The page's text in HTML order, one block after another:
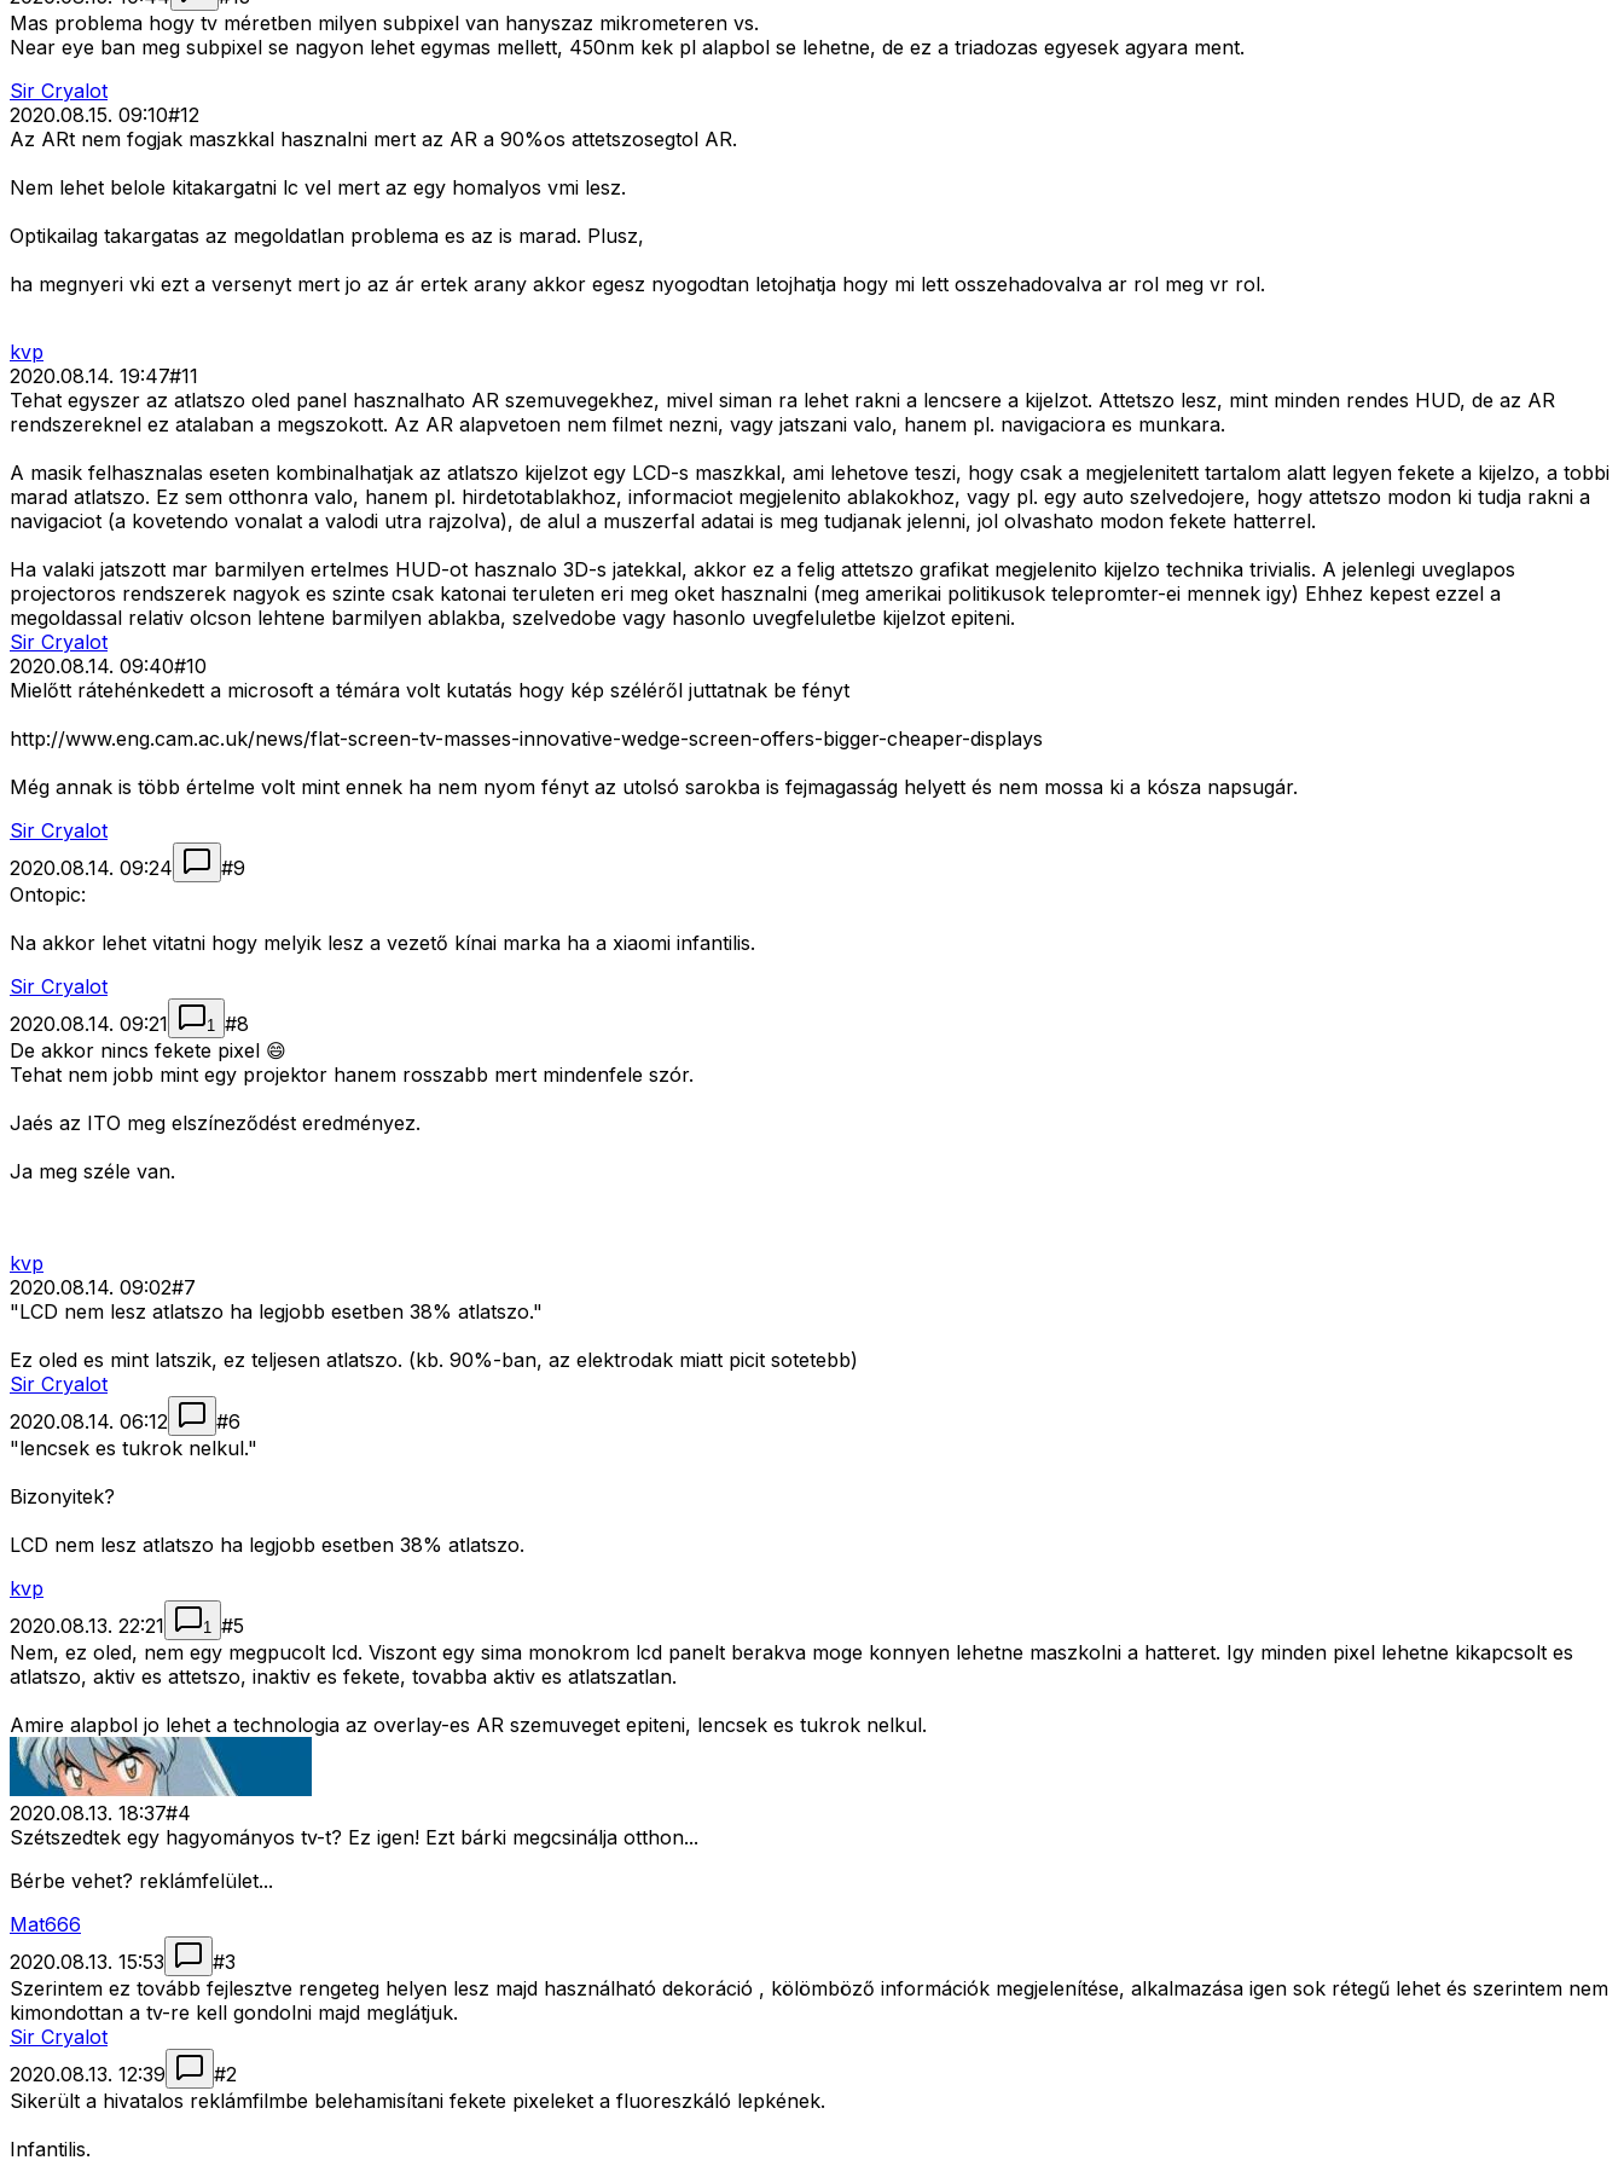
Mas problema hogy tv méretben milyen subpixel van hanyszaz mikrometeren vs.
Near eye ban meg subpixel se nagyon lehet egymas mellett, 450nm kek pl alapbol se lehetne, de ez a triadozas egyesek agyara ment.
Sir Cryalot
2020.08.15. 09:10#12
Az ARt nem fogjak maszkkal hasznalni mert az AR a 90%os attetszosegtol AR.
Nem lehet belole kitakargatni lc vel mert az egy homalyos vmi lesz.
Optikailag takargatas az megoldatlan problema es az is marad. Plusz,
ha megnyeri vki ezt a versenyt mert jo az ár ertek arany akkor egesz nyogodtan letojhatja hogy mi lett osszehadovalva ar rol meg vr rol.
kvp
2020.08.14. 19:47#11
Tehat egyszer az atlatszo oled panel hasznalhato AR szemuvegekhez, mivel siman ra lehet rakni a lencsere a kijelzot. Attetszo lesz, mint minden rendes HUD, de az AR
rendszereknel ez atalaban a megszokott. Az AR alapvetoen nem filmet nezni, vagy jatszani valo, hanem pl. navigaciora es munkara.
A masik felhasznalas eseten kombinalhatjak az atlatszo kijelzot egy LCD-s maszkkal, ami lehetove teszi, hogy csak a megjelenitett tartalom alatt legyen fekete a kijelzo, a tobbi
marad atlatszo. Ez sem otthonra valo, hanem pl. hirdetotablakhoz, informaciot megjelenito ablakokhoz, vagy pl. egy auto szelvedojere, hogy attetszo modon ki tudja rakni a
navigaciot (a kovetendo vonalat a valodi utra rajzolva), de alul a muszerfal adatai is meg tudjanak jelenni, jol olvashato modon fekete hatterrel.
Ha valaki jatszott mar barmilyen ertelmes HUD-ot hasznalo 3D-s jatekkal, akkor ez a felig attetszo grafikat megjelenito kijelzo technika trivialis. A jelenlegi uveglapos
projectoros rendszerek nagyok es szinte csak katonai teruleten eri meg oket hasznalni (meg amerikai politikusok telepromter-ei mennek igy) Ehhez kepest ezzel a
megoldassal relativ olcson lehtene barmilyen ablakba, szelvedobe vagy hasonlo uvegfeluletbe kijelzot epiteni.
Sir Cryalot
2020.08.14. 09:40#10
Mielőtt rátehénkedett a microsoft a témára volt kutatás hogy kép széléről juttatnak be fényt
http://www.eng.cam.ac.uk/news/flat-screen-tv-masses-innovative-wedge-screen-offers-bigger-cheaper-displays
Még annak is több értelme volt mint ennek ha nem nyom fényt az utolsó sarokba is fejmagasság helyett és nem mossa ki a kósza napsugár.
Sir Cryalot
2020.08.14. 09:24
#9
Ontopic:
Na akkor lehet vitatni hogy melyik lesz a vezető kínai marka ha a xiaomi infantilis.
Sir Cryalot
2020.08.14. 09:21
1 #8
De akkor nincs fekete pixel 😄
Tehat nem jobb mint egy projektor hanem rosszabb mert mindenfele szór.
Jaés az ITO meg elszíneződést eredményez.
Ja meg széle van.
kvp
2020.08.14. 09:02#7
"LCD nem lesz atlatszo ha legjobb esetben 38% atlatszo."
Ez oled es mint latszik, ez teljesen atlatszo. (kb. 90%-ban, az elektrodak miatt picit sotetebb)
Sir Cryalot
2020.08.14. 06:12
#6
"lencsek es tukrok nelkul."
Bizonyitek?
LCD nem lesz atlatszo ha legjobb esetben 38% atlatszo.
kvp
2020.08.13. 22:21
1 #5
Nem, ez oled, nem egy megpucolt lcd. Viszont egy sima monokrom lcd panelt berakva moge konnyen lehetne maszkolni a hatteret. Igy minden pixel lehetne kikapcsolt es
atlatszo, aktiv es attetszo, inaktiv es fekete, tovabba aktiv es atlatszatlan.
Amire alapbol jo lehet a technologia az overlay-es AR szemuveget epiteni, lencsek es tukrok nelkul.
2020.08.13. 18:37#4
Szétszedtek egy hagyományos tv-t? Ez igen! Ezt bárki megcsinálja otthon...
Bérbe vehet? reklámfelület...
Mat666
2020.08.13. 15:53
#3
Szerintem ez tovább fejlesztve rengeteg helyen lesz majd használható dekoráció , kölömböző információk megjelenítése, alkalmazása igen sok rétegű lehet és szerintem nem
kimondottan a tv-re kell gondolni majd meglátjuk.
Sir Cryalot
2020.08.13. 12:39
#2
Sikerült a hivatalos reklámfilmbe belehamisítani fekete pixeleket a fluoreszkáló lepkének.
Infantilis.